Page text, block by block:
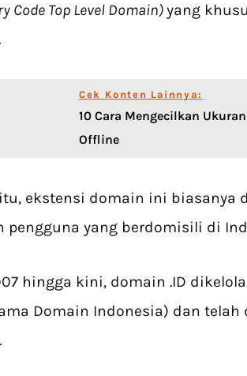
Code Top Level Domain)yang
Cek Konten Lainnya:
10 Cara Mengecilkan
Offline
ekstensi domain ini biasanya
pengguna yang berdomisili di
hingga kini, domain .ID
Domain Indonesia) dan telah